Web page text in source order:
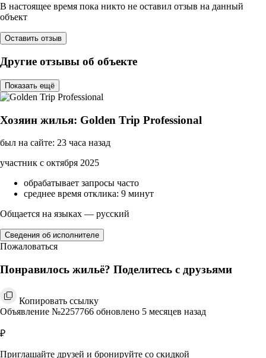
В настоящее время пока никто не оставил отзыв на данный
объект
Оставить отзыв
Другие отзывы об объекте
Показать ещё
Хозяин жилья: Golden Trip Professional
был на сайте: 23 часа назад
участник с октября 2025
обрабатывает запросы часто
среднее время отклика: 9 минут
Общается на языках — русский
Сведения об исполнителе
Пожаловаться
Понравилось жильё? Поделитесь с друзьями
Копировать ссылку
Объявление №2257766 обновлено 5 месяцев назад
₽
Приглашайте друзей и бронируйте со скидкой